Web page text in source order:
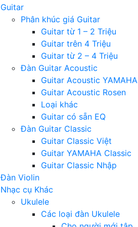
Guitar
Phân khúc giá Guitar
Guitar từ 1 – 2 Triệu
Guitar trên 4 Triệu
Guitar từ 2 – 4 Triệu
Đàn Guitar Acoustic
Guitar Acoustic YAMAHA
Guitar Acoustic Rosen
Loại khác
Guitar có sẵn EQ
Đàn Guitar Classic
Guitar Classic Việt
Guitar YAMAHA Classic
Guitar Classic Nhập
Đàn Violin
Nhạc cụ Khác
Ukulele
Các loại đàn Ukulele